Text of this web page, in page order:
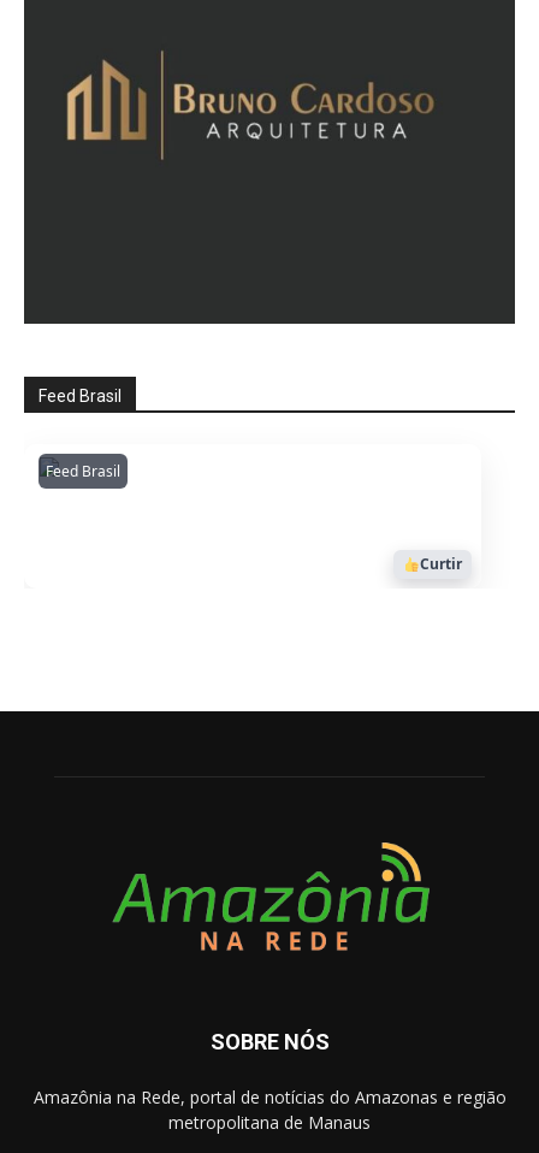
Feed Brasil
Feed BrasilAmazonianarede
1053
Curtir
SOBRE NÓS
Amazônia na Rede, portal de notícias do Amazonas e região
metropolitana de Manaus